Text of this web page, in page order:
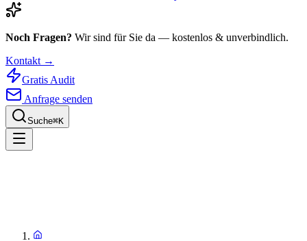
Noch Fragen? Wir sind für Sie da — kostenlos & unverbindlich.
Kontakt →
Gratis Audit
Anfrage senden
Suche⌘K